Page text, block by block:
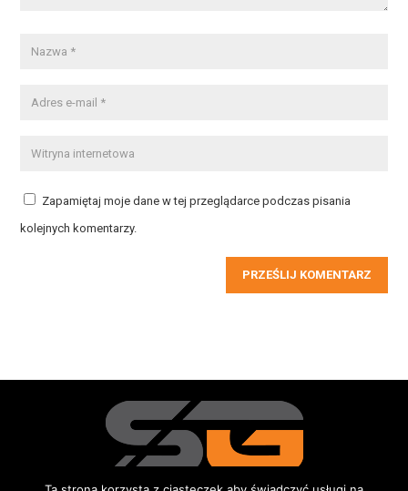
Zapamiętaj moje dane w tej przeglądarce podczas pisania
kolejnych komentarzy.
PRZEŚLIJ KOMENTARZ